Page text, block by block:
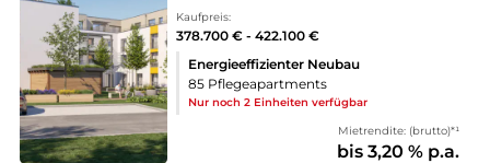
Kaufpreis:
378.700 € - 422.100 €
Energieeffizienter Neubau
85 Pflegeapartments
Nur noch 2 Einheiten verfügbar
Mietrendite: (brutto)*¹
bis 3,20 % p.a.